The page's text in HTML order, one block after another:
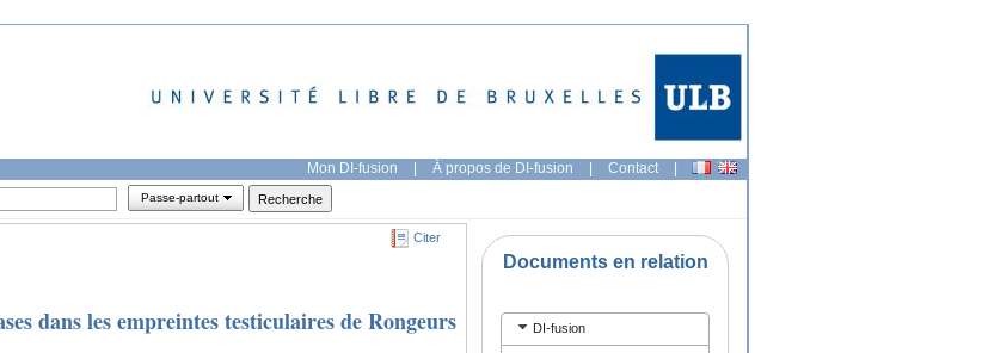
Mon DI-fusion | À propos de DI-fusion | Contact |
Passe-partout
Citer
dans les empreintes testiculaires de Rongeurs
Documents en relation
DI-fusion